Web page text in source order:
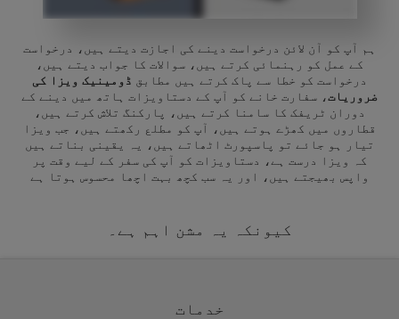
ہم آپ کو آن لائن درخواست دینے کی اجازت دیتے ہیں، درخواست
کے عمل کو رہنمائی کرتے ہیں، سوالات کا جواب دیتے ہیں،
درخواست کو خطا سے پاک کرتے ہیں مطابق ڈومینیک ویزا کی
ضروریات، سفارت خانے کو آپ کے دستاویزات ہاتھ میں دینے کے
دوران ٹریفک کا سامنا کرتے ہیں، پارکنگ تلاش کرتے ہیں،
قطاروں میں کھڑے ہوتے ہیں، آپ کو مطلع رکھتے ہیں، جب ویزا
تیار ہو جائے تو پاسپورٹ اٹھاتے ہیں، یہ یقینی بناتے ہیں
کہ ویزا درست ہے، دستاویزات کو آپ کی سفر کے لیے وقت پر
واپس بھیجتے ہیں، اور یہ سب کچھ بہت اچھا محسوس ہوتا ہے
کیونکہ یہ مشن اہم ہے۔
خدمات